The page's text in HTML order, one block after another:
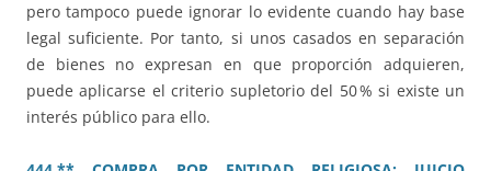
pero tampoco puede ignorar lo evidente cuando hay base
legal suficiente. Por tanto, si unos casados en separación
de bienes no expresan en que proporción adquieren,
puede aplicarse el criterio supletorio del 50 % si existe un
interés público para ello.